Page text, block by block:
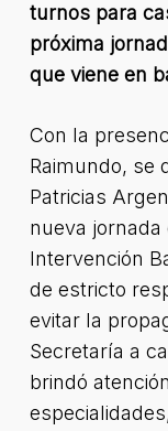
turnos para
próxima
que viene en
Con la
Raimundo, se
Patricias
nueva
Intervención
de estricto
evitar la
Secretaría a
brindó